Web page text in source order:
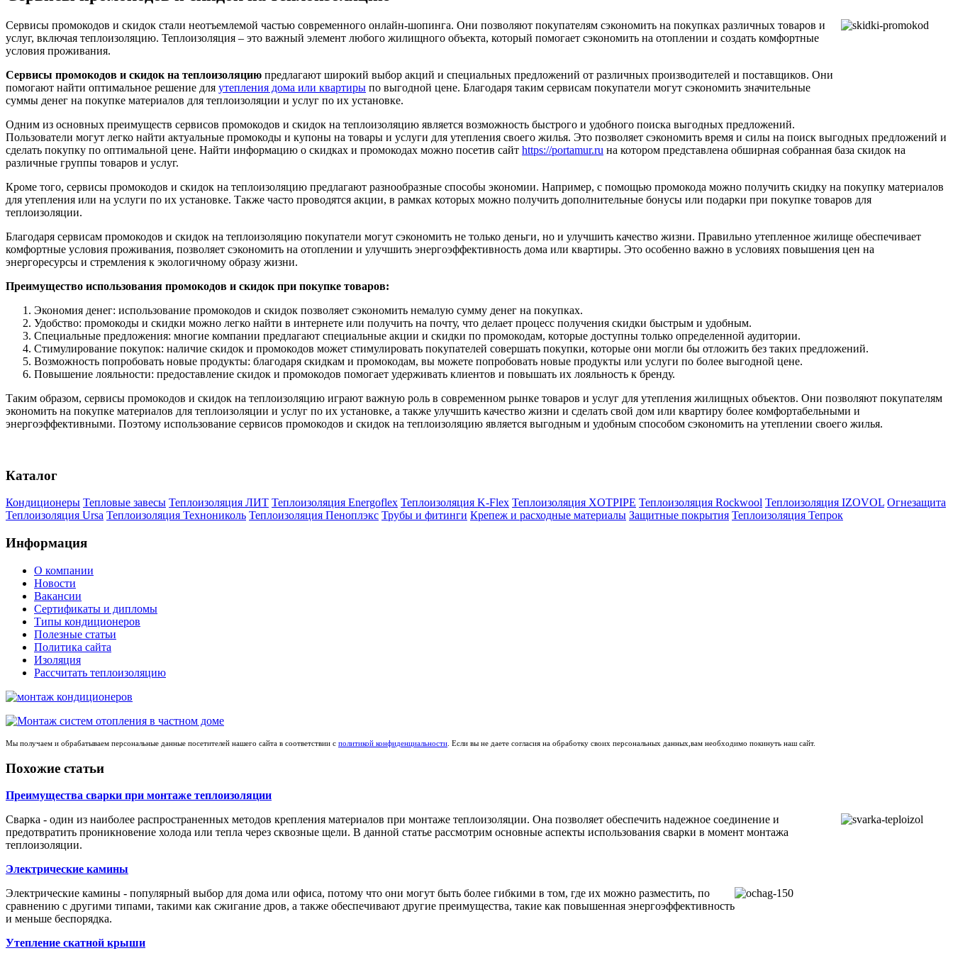
Сервисы промокодов и скидок стали неотъемлемой частью современного онлайн-шопинга. Они позволяют покупателям сэкономить на покупках различных товаров и
услуг, включая теплоизоляцию. Теплоизоляция – это важный элемент любого жилищного объекта, который помогает сэкономить на отоплении и создать комфортные
условия проживания.
Сервисы промокодов и скидок на теплоизоляцию предлагают широкий выбор акций и специальных предложений от различных производителей и поставщиков. Они
помогают найти оптимальное решение для утепления дома или квартиры по выгодной цене. Благодаря таким сервисам покупатели могут сэкономить значительные
суммы денег на покупке материалов для теплоизоляции и услуг по их установке.
Одним из основных преимуществ сервисов промокодов и скидок на теплоизоляцию является возможность быстрого и удобного поиска выгодных предложений.
Пользователи могут легко найти актуальные промокоды и купоны на товары и услуги для утепления своего жилья. Это позволяет сэкономить время и силы на поиск выгодных предложений и
сделать покупку по оптимальной цене. Найти информацию о скидках и промокодах можно посетив сайт https://portamur.ru на котором представлена обширная собранная база скидок на
различные группы товаров и услуг.
Кроме того, сервисы промокодов и скидок на теплоизоляцию предлагают разнообразные способы экономии. Например, с помощью промокода можно получить скидку на покупку материалов
для утепления или на услуги по их установке. Также часто проводятся акции, в рамках которых можно получить дополнительные бонусы или подарки при покупке товаров для
теплоизоляции.
Благодаря сервисам промокодов и скидок на теплоизоляцию покупатели могут сэкономить не только деньги, но и улучшить качество жизни. Правильно утепленное жилище обеспечивает
комфортные условия проживания, позволяет сэкономить на отоплении и улучшить энергоэффективность дома или квартиры. Это особенно важно в условиях повышения цен на
энергоресурсы и стремления к экологичному образу жизни.
Преимущество использования промокодов и скидок при покупке товаров:
Экономия денег: использование промокодов и скидок позволяет сэкономить немалую сумму денег на покупках.
Удобство: промокоды и скидки можно легко найти в интернете или получить на почту, что делает процесс получения скидки быстрым и удобным.
Специальные предложения: многие компании предлагают специальные акции и скидки по промокодам, которые доступны только определенной аудитории.
Стимулирование покупок: наличие скидок и промокодов может стимулировать покупателей совершать покупки, которые они могли бы отложить без таких предложений.
Возможность попробовать новые продукты: благодаря скидкам и промокодам, вы можете попробовать новые продукты или услуги по более выгодной цене.
Повышение лояльности: предоставление скидок и промокодов помогает удерживать клиентов и повышать их лояльность к бренду.
Таким образом, сервисы промокодов и скидок на теплоизоляцию играют важную роль в современном рынке товаров и услуг для утепления жилищных объектов. Они позволяют покупателям
экономить на покупке материалов для теплоизоляции и услуг по их установке, а также улучшить качество жизни и сделать свой дом или квартиру более комфортабельными и
энергоэффективными. Поэтому использование сервисов промокодов и скидок на теплоизоляцию является выгодным и удобным способом сэкономить на утеплении своего жилья.
Каталог
Кондиционеры Тепловые завесы Теплоизоляция ЛИТ Теплоизоляция Energoflex Теплоизоляция K-Flex Теплоизоляция XOTPIPE Теплоизоляция Rockwool Теплоизоляция IZOVOL Огнезащита
Теплоизоляция Ursa Теплоизоляция Технониколь Теплоизоляция Пеноплэкс Трубы и фитинги Крепеж и расходные материалы Защитные покрытия Теплоизоляция Тепрок
Информация
О компании
Новости
Вакансии
Сертификаты и дипломы
Типы кондиционеров
Полезные статьи
Политика сайта
Изоляция
Рассчитать теплоизоляцию
Мы получаем и обрабатываем персональные данные посетителей нашего сайта в соответствии с политикой конфиденциальности . Если вы не даете согласия на обработку своих персональных данных,вам необходимо покинуть наш сайт.
Похожие статьи
Преимущества сварки при монтаже теплоизоляции
Сварка - один из наиболее распространенных методов крепления материалов при монтаже теплоизоляции. Она позволяет обеспечить надежное соединение и
предотвратить проникновение холода или тепла через сквозные щели. В данной статье рассмотрим основные аспекты использования сварки в момент монтажа
теплоизоляции.
Электрические камины
Электрические камины - популярный выбор для дома или офиса, потому что они могут быть более гибкими в том, где их можно разместить, по
сравнению с другими типами, такими как сжигание дров, а также обеспечивают другие преимущества, такие как повышенная энергоэффективность
и меньше беспорядка.
Утепление скатной крыши